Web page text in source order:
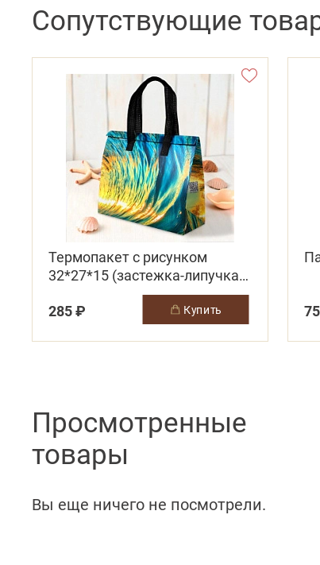
Сопутствующие
Термопакет с рисунком
32*27*15 (застежка-липучка
многоразовая)
285 ₽
купить
Просмотренные
товары
Вы еще ничего не посмотрели.